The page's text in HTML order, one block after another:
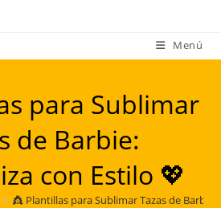
Menú
para Sublimar
de Barbie:
con Estilo 💖
> 👸 Plantillas para Sublimar Tazas de